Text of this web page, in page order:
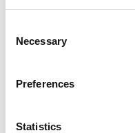
Selection
Necessary
Preferences
Statistics
Clips til Væg skinne /Par